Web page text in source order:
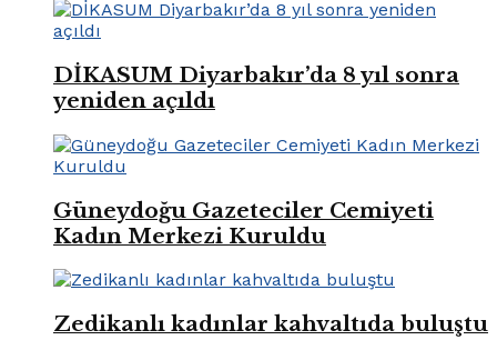
DİKASUM Diyarbakır’da 8 yıl sonra
yeniden açıldı
Güneydoğu Gazeteciler Cemiyeti
Kadın Merkezi Kuruldu
Zedikanlı kadınlar kahvaltıda buluştu